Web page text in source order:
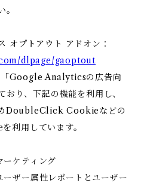
オプトアウト アドオン：
dlpage/gaoptout
「Google Analyticsの広告向
おり、下記の機能を利用し、
めDoubleClick Cookieなどの
利用しています。
ケティング
ザー属性レポートとユーザー